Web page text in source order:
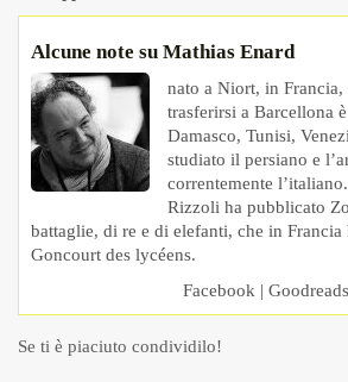
Alcune note su Mathias Enard
nato a Niort, in
trasferirsi a Barcellona
Damasco, Tunisi,
studiato il persiano e
correntemente
Rizzoli ha pubblicato
battaglie, di re e di elefanti, che in
Goncourt des lycéens.
Facebook | Goodreads
Se ti è piaciuto condividilo!